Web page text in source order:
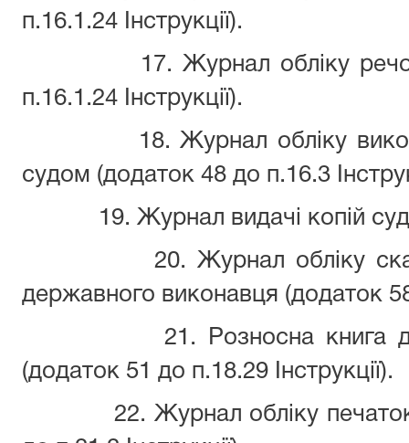
п.16.1.24 Інструкції).
17. Журнал обліку
п.16.1.24 Інструкції).
18. Журнал обліку
судом (додаток 48 до п.16.3
19. Журнал видачі копій
20. Журнал обліку
державного виконавця (додаток 58
21. Розносна книга
(додаток 51 до п.18.29 Інструкції).
22. Журнал обліку